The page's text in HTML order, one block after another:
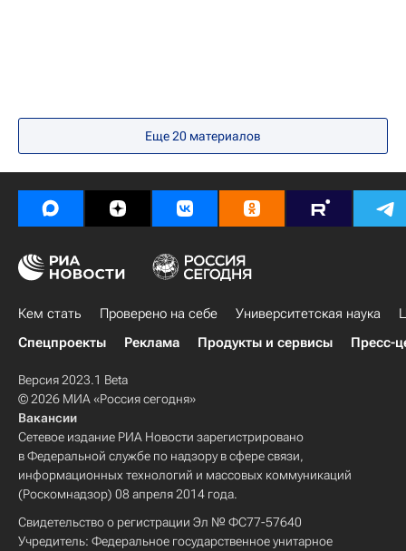
Еще 20 материалов
Кем стать Проверено на себе Университетская наука
Спецпроекты
Реклама Продукты и сервисы Пресс-
Версия 2023.1 Beta
© 2026 МИА «Россия сегодня»
Вакансии
Сетевое издание РИА Новости зарегистрировано
в Федеральной службе по надзору в сфере связи,
информационных технологий и массовых коммуникаций
(Роскомнадзор) 08 апреля 2014 года.
Свидетельство о регистрации Эл № ФС77-57640
Учредитель: Федеральное государственное унитарное